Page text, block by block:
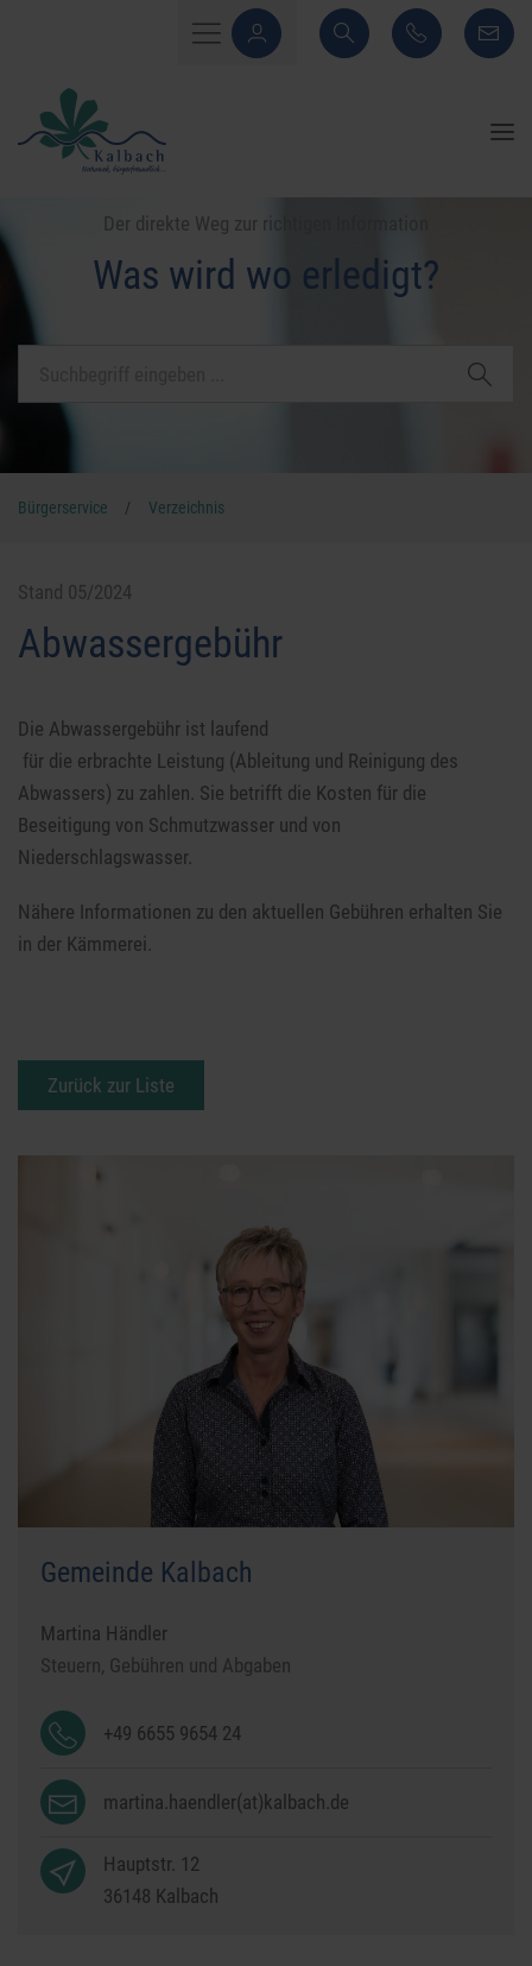
Der direkte Weg zur richtigen Information
Was wird wo erledigt?
Bürgerservice / Verzeichnis
Stand 05/2024
Abwassergebühr
Die Abwassergebühr ist laufend
für die erbrachte Leistung (Ableitung und Reinigung des
Abwassers) zu zahlen. Sie betrifft die Kosten für die
Beseitigung von Schmutzwasser und von
Niederschlagswasser.
Nähere Informationen zu den aktuellen Gebühren erhalten Sie
in der Kämmerei.
Zurück zur Liste
Gemeinde Kalbach
Martina Händler
Steuern, Gebühren und Abgaben
+49 6655 9654 24
martina.haendler(at)kalbach.de
Hauptstr. 12
36148 Kalbach